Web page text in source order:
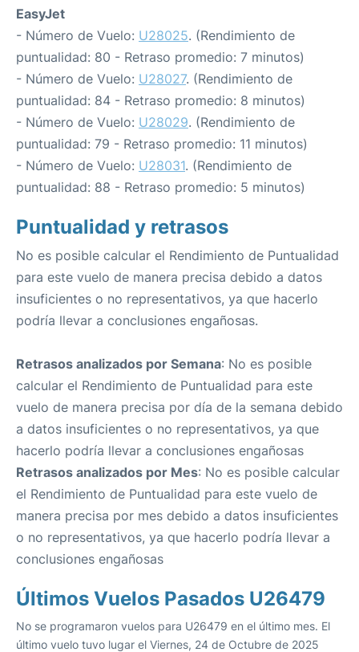
EasyJet
- Número de Vuelo: U28025. (Rendimiento de
puntualidad: 80 - Retraso promedio: 7 minutos)
- Número de Vuelo: U28027. (Rendimiento de
puntualidad: 84 - Retraso promedio: 8 minutos)
- Número de Vuelo: U28029. (Rendimiento de
puntualidad: 79 - Retraso promedio: 11 minutos)
- Número de Vuelo: U28031. (Rendimiento de
puntualidad: 88 - Retraso promedio: 5 minutos)
Puntualidad y retrasos
No es posible calcular el Rendimiento de Puntualidad
para este vuelo de manera precisa debido a datos
insuficientes o no representativos, ya que hacerlo
podría llevar a conclusiones engañosas.
Retrasos analizados por Semana: No es posible
calcular el Rendimiento de Puntualidad para este
vuelo de manera precisa por día de la semana debido
a datos insuficientes o no representativos, ya que
hacerlo podría llevar a conclusiones engañosas
Retrasos analizados por Mes: No es posible calcular
el Rendimiento de Puntualidad para este vuelo de
manera precisa por mes debido a datos insuficientes
o no representativos, ya que hacerlo podría llevar a
conclusiones engañosas
Últimos Vuelos Pasados U26479
No se programaron vuelos para U26479 en el último mes. El
último vuelo tuvo lugar el Viernes, 24 de Octubre de 2025